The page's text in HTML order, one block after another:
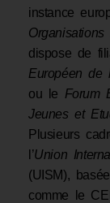
instance
dispose de
Européen de
ou le Forum
Jeunes et
Plusieurs
l’Union
(UISM),
comme le